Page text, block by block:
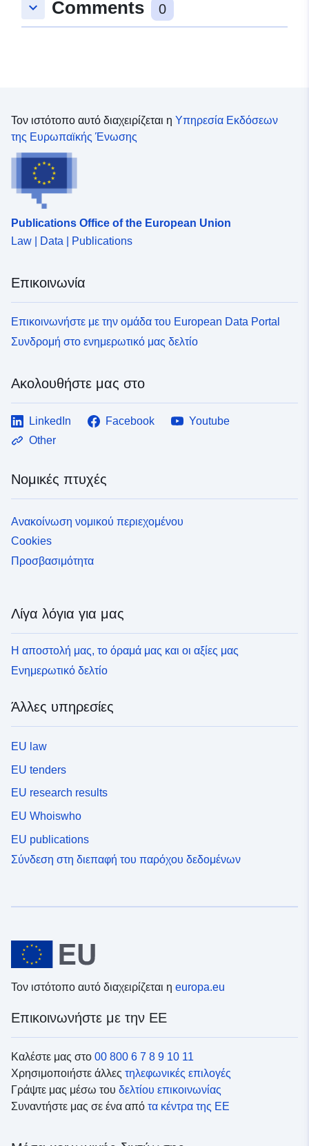
keyboard_arrow_down Comments 0
Τον ιστότοπο αυτό διαχειρίζεται η Υπηρεσία Εκδόσεων
της Ευρωπαϊκής Ένωσης
Publications Office of the European Union
Law | Data | Publications
Επικοινωνία
Επικοινωνήστε με την ομάδα του European Data Portal
Συνδρομή στο ενημερωτικό μας δελτίο
Ακολουθήστε μας στο
LinkedIn Facebook
Youtube
Other
Νομικές πτυχές
Ανακοίνωση νομικού περιεχομένου
Cookies
Προσβασιμότητα
Λίγα λόγια για μας
Η αποστολή μας, το όραμά μας και οι αξίες μας
Ενημερωτικό δελτίο
Άλλες υπηρεσίες
EU law
EU tenders
EU research results
EU Whoiswho
EU publications
Σύνδεση στη διεπαφή του παρόχου δεδομένων
Τον ιστότοπο αυτό διαχειρίζεται η europa.eu
Επικοινωνήστε με την ΕΕ
Καλέστε μας στο 00 800 6 7 8 9 10 11
Χρησιμοποιήστε άλλες τηλεφωνικές επιλογές
Γράψτε μας μέσω του δελτίου επικοινωνίας
Συναντήστε μας σε ένα από τα κέντρα της ΕΕ